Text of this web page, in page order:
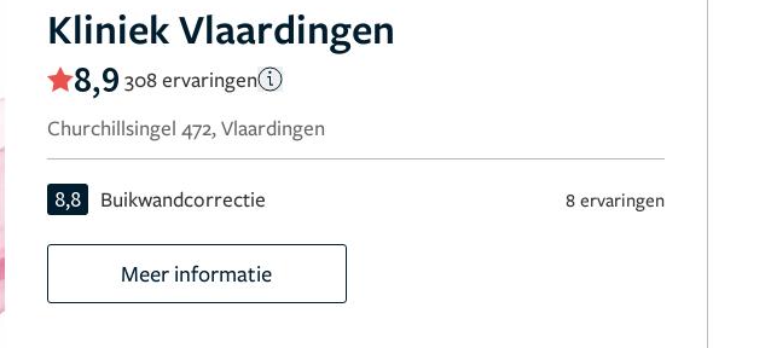
Kliniek Vlaardingen
8,9 308 ervaringen
Churchillsingel 472, Vlaardingen
8,8 Buikwandcorrectie 8 ervaringen
Meer informatie